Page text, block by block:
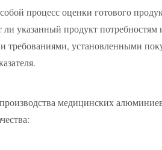
собой процесс оценки готового
ли указанный продукт
и требованиями, установленными
производства медицинских